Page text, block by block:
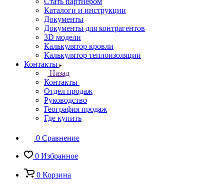
Каталоги и инструкции
Документы
Документы для контрагентов
3D модели
Калькулятор кровли
Калькулятор теплоизоляции
Контакты
Назад
Контакты
Отдел продаж
Руководство
География продаж
Где купить
0 Сравнение
0 Избранное
0 Корзина